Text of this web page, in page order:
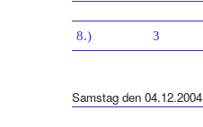
8.) 3
Samstag den 04.12.2004